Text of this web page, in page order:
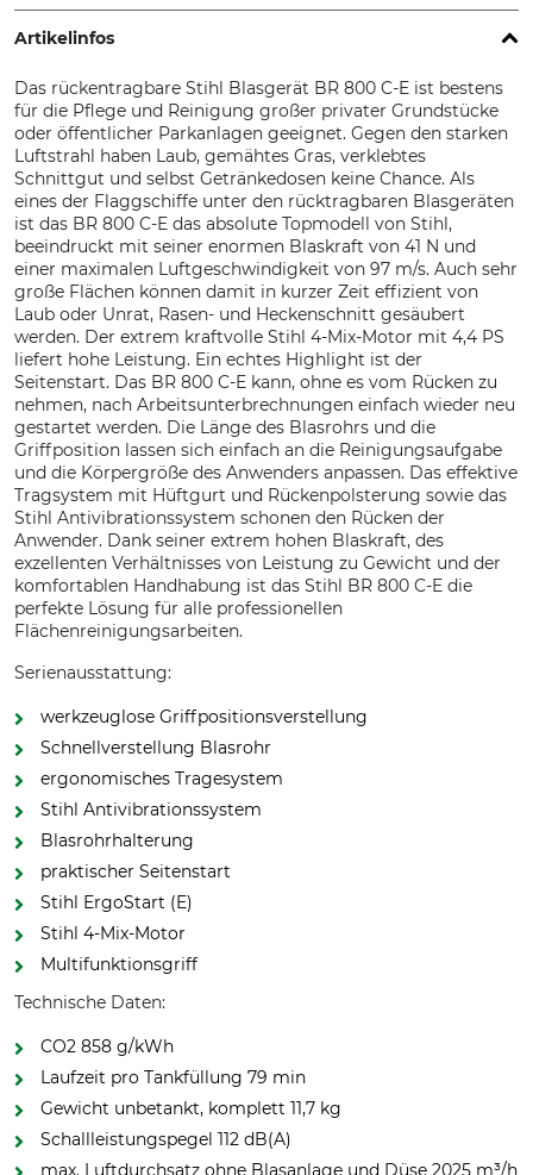
Artikelinfos
Das rückentragbare Stihl Blasgerät BR 800 C-E ist bestens
für die Pflege und Reinigung großer privater Grundstücke
oder öffentlicher Parkanlagen geeignet. Gegen den starken
Luftstrahl haben Laub, gemähtes Gras, verklebtes
Schnittgut und selbst Getränkedosen keine Chance. Als
eines der Flaggschiffe unter den rücktragbaren Blasgeräten
ist das BR 800 C-E das absolute Topmodell von Stihl,
beeindruckt mit seiner enormen Blaskraft von 41 N und
einer maximalen Luftgeschwindigkeit von 97 m/s. Auch sehr
große Flächen können damit in kurzer Zeit effizient von
Laub oder Unrat, Rasen- und Heckenschnitt gesäubert
werden. Der extrem kraftvolle Stihl 4-Mix-Motor mit 4,4 PS
liefert hohe Leistung. Ein echtes Highlight ist der
Seitenstart. Das BR 800 C-E kann, ohne es vom Rücken zu
nehmen, nach Arbeitsunterbrechnungen einfach wieder neu
gestartet werden. Die Länge des Blasrohrs und die
Griffposition lassen sich einfach an die Reinigungsaufgabe
und die Körpergröße des Anwenders anpassen. Das effektive
Tragsystem mit Hüftgurt und Rückenpolsterung sowie das
Stihl Antivibrationssystem schonen den Rücken der
Anwender. Dank seiner extrem hohen Blaskraft, des
exzellenten Verhältnisses von Leistung zu Gewicht und der
komfortablen Handhabung ist das Stihl BR 800 C-E die
perfekte Lösung für alle professionellen
Flächenreinigungsarbeiten.
Serienausstattung:
werkzeuglose Griffpositionsverstellung
Schnellverstellung Blasrohr
ergonomisches Tragesystem
Stihl Antivibrationssystem
Blasrohrhalterung
praktischer Seitenstart
Stihl ErgoStart (E)
Stihl 4-Mix-Motor
Multifunktionsgriff
Technische Daten:
CO2 858 g/kWh
Laufzeit pro Tankfüllung 79 min
Gewicht unbetankt, komplett 11,7 kg
Schallleistungspegel 112 dB(A)
max. Luftdurchsatz ohne Blasanlage und Düse 2025 m³/h